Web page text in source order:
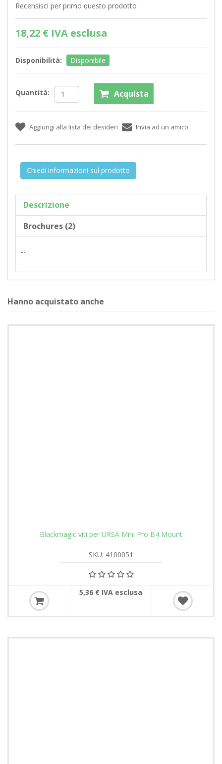
Recensisci per primo questo prodotto
18,22 € IVA esclusa
Disponibilità: Disponibile
Quantità:
Chiedi informazioni sul prodotto
Descrizione
Brochures (2)
--
Hanno acquistato anche
Blackmagic viti per URSA Mini Pro B4 Mount
SKU: 4100051
5,36 € IVA esclusa